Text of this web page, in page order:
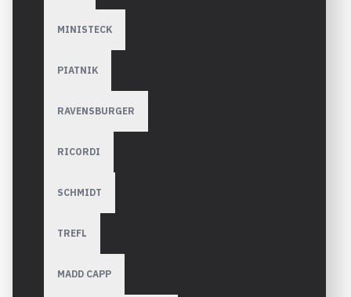
MINISTECK
PIATNIK
RAVENSBURGER
RICORDI
SCHMIDT
TREFL
MADD CAPP